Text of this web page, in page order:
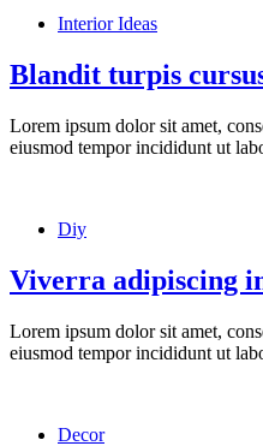
Interior Ideas
Blandit turpis
Lorem ipsum dolor sit amet,
eiusmod tempor incididunt ut
Diy
Viverra adipiscing
Lorem ipsum dolor sit amet,
eiusmod tempor incididunt ut
Decor